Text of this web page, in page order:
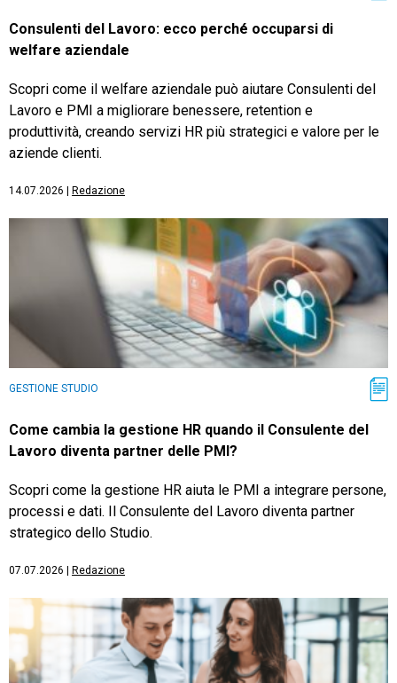
Consulenti del Lavoro: ecco perché occuparsi di
welfare aziendale
Scopri come il welfare aziendale può aiutare Consulenti del
Lavoro e PMI a migliorare benessere, retention e
produttività, creando servizi HR più strategici e valore per le
aziende clienti.
14.07.2026 | Redazione
GESTIONE STUDIO
Come cambia la gestione HR quando il Consulente del
Lavoro diventa partner delle PMI?
Scopri come la gestione HR aiuta le PMI a integrare persone,
processi e dati. Il Consulente del Lavoro diventa partner
strategico dello Studio.
07.07.2026 | Redazione